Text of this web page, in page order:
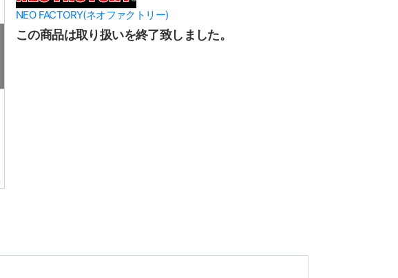
NEO FACTORY(ネオファクトリー)
この商品は取り扱いを終了致しました。